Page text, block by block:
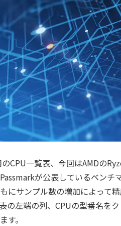
のCPU一覧表、今回はAMDの
が公表しているベン
にサンプル数の増加によって
の左端の列、CPUの型番名を
す。